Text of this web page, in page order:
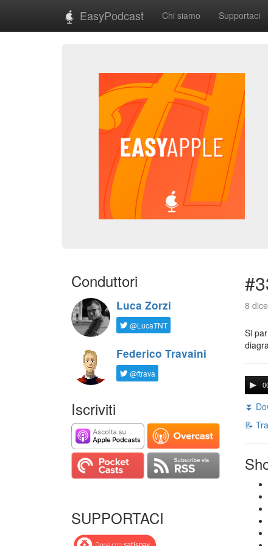
EasyPodcast Chi siamo Supportaci
Conduttori
Luca Zorzi
@LucaTNT
Federico Travaini
@ftrava
Iscriviti
SUPPORTACI
8
Si
⏬
📝